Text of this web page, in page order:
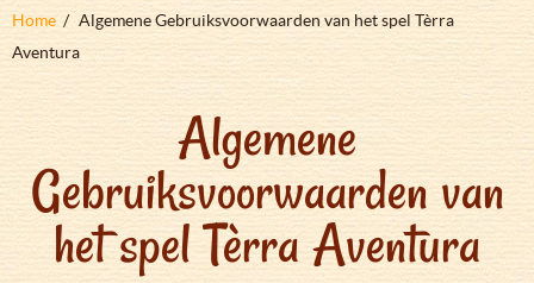
Kruimelpad
Home
Algemene Gebruiksvoorwaarden van het spel Tèrra
Aventura
Algemene
Gebruiksvoorwaarden van
het spel Tèrra Aventura